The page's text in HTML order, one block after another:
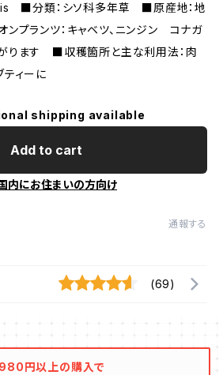
■分類：シソ科多年草 ■原産地：地
プランツ：キャベツ、ニンジン コナガ
ります ■収穫箇所と主な利用法：肉
ィーに
shipping available
Add to cart
内にお住まいの方向け
通報する
(69)
円以上の購入で